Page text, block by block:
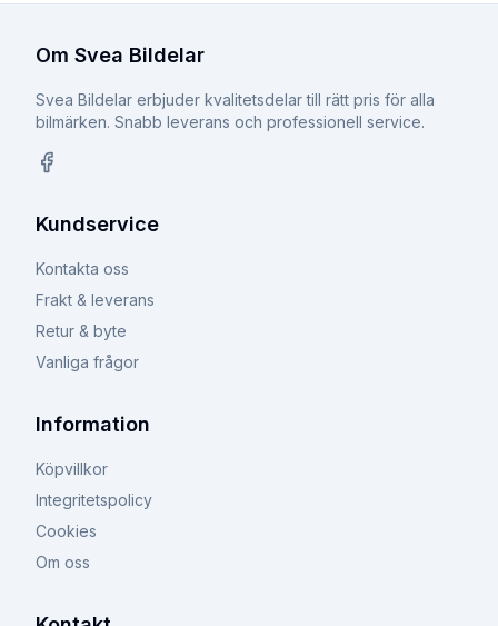
Om Svea Bildelar
Svea Bildelar erbjuder kvalitetsdelar till rätt pris för alla
bilmärken. Snabb leverans och professionell service.
Kundservice
Kontakta oss
Frakt & leverans
Retur & byte
Vanliga frågor
Information
Köpvillkor
Integritetspolicy
Cookies
Om oss